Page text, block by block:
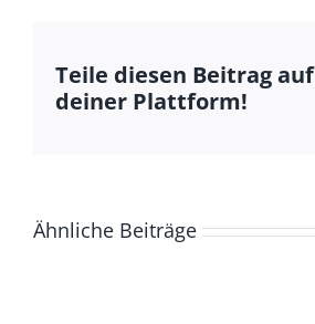
Teile diesen Beitrag auf
deiner Plattform!
Ähnliche Beiträge